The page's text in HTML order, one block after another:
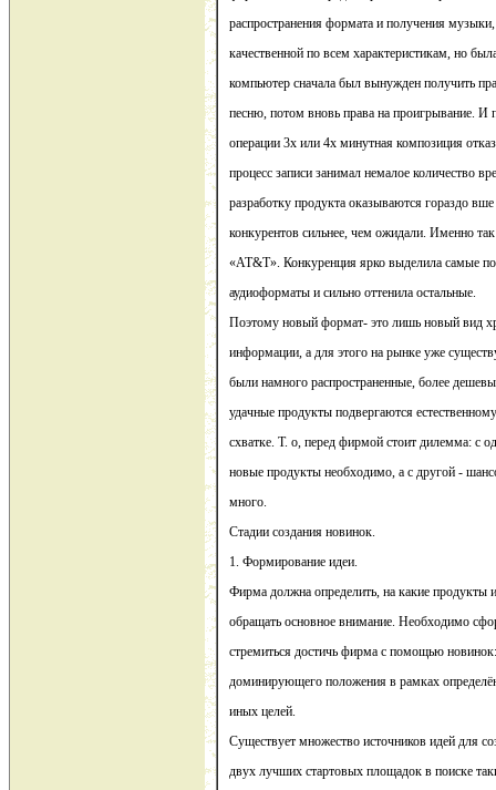
распространения формата и получения
качественной по всем характеристикам, но
компьютер сначала был вынужден получить
песню, потом вновь права на проигрывание. И
операции 3х или 4х минутная композиция
процесс записи занимал немалое количество
разработку продукта оказываются гораздо
конкурентов сильнее, чем ожидали. Именно
«AT&T». Конкуренция ярко выделила самые
аудиоформаты и сильно оттенила остальные.
Поэтому новый формат- это лишь новый вид
информации, а для этого на рынке уже
были намного распространенные, более
удачные продукты подвергаются
схватке. Т. о, перед фирмой стоит дилемма: с
новые продукты необходимо, а с другой -
много.
Стадии создания новинок.
1. Формирование идеи.
Фирма должна определить, на какие продукты
обращать основное внимание. Необходимо
стремиться достичь фирма с помощью
доминирующего положения в рамках
иных целей.
Существует множество источников идей для
двух лучших стартовых площадок в поиске